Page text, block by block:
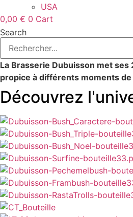
USA
0,00 € 0 Cart
Search
La Brasserie Dubuisson met ses
propice à différents moments
Découvrez